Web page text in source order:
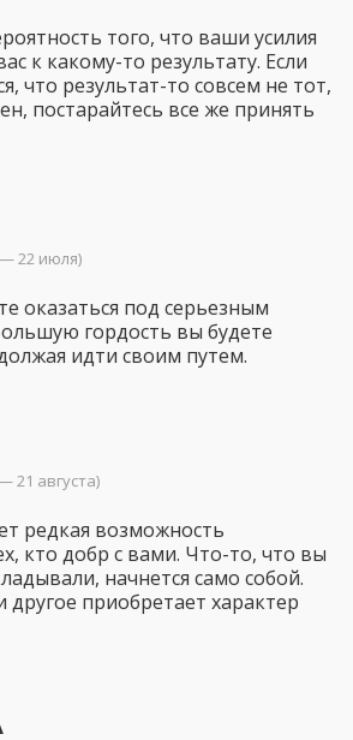
того, что ваши усилия
к какому-то результату. Если
что результат-то совсем не тот,
постарайтесь все же принять
22 июля)
оказаться под серьезным
гордость вы будете
идти своим путем.
21 августа)
редкая возможность
кто добр с вами. Что-то, что вы
начнется само собой.
другое приобретает характер